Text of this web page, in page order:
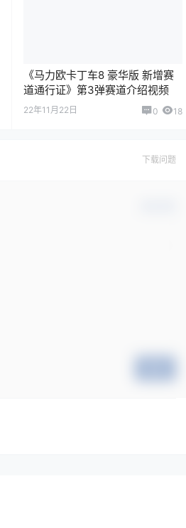
《马力欧卡丁车8 豪华版 新增赛
道通行证》第3弹赛道介绍视频
22年11月22日 0 18
下载问题